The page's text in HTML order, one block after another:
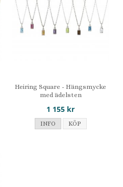
Heiring Square - Hängsmycke
med ädelsten
1 155 kr
INFO KÖP